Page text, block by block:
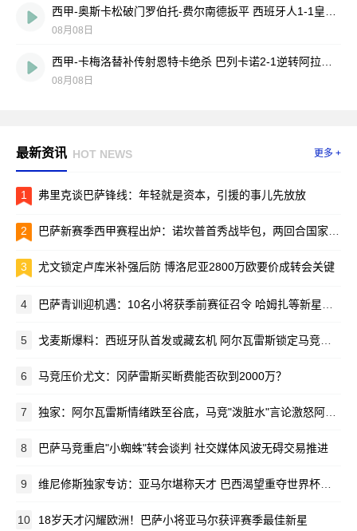
08月08日
08月08日
最新资讯 HOT NEWS 更多 +
1 弗里克谈巴萨锋线：年轻就是资本，引援的事儿先放放
2 巴萨新赛季西甲赛程出炉：诺坎普首秀战毕包，两回合国家德比引爆焦点
3 尤文锁定卢库米补强后防 博洛尼亚2800万欧要价成转会关键
4 巴萨青训迎机遇：10名小将获季前赛征召令 哈姆扎等新星在列
5 戈麦斯爆料：西班牙队首发或藏玄机 阿尔瓦雷斯锁定马竞新赛季蓝图
6 马竞压价尤文：冈萨雷斯买断费能否砍到2000万？
7 独家：阿尔瓦雷斯情绪跌至谷底，马竞"泼脏水"言论激怒阿根廷新星
8 巴萨马竞重启"小蜘蛛"转会谈判 社交媒体风波无碍交易推进
9 维尼修斯独家专访：亚马尔堪称天才 巴西渴望重夺世界杯荣耀
10 18岁天才闪耀欧洲！巴萨小将亚马尔获评赛季最佳新星